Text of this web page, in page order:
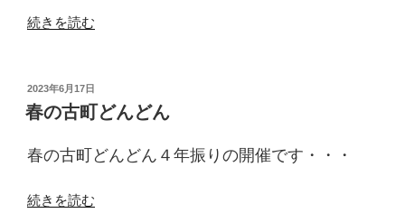
“初
の
ア
ト
テ
続きを読む
投
稿
日:
2023年6月17日
春の古町どんどん
春の古町どんどん４年振りの開催です・・・
“春
続きを読む